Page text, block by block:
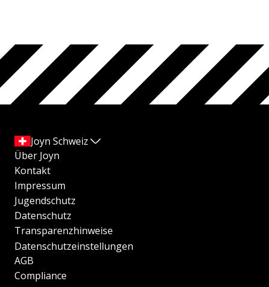
Joyn Schweiz
Über Joyn
Kontakt
Impressum
Jugendschutz
Datenschutz
Transparenzhinweise
Datenschutzeinstellungen
AGB
Compliance